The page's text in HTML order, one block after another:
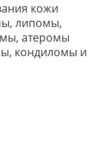
кожи
липомы,
атеромы
кондиломы и